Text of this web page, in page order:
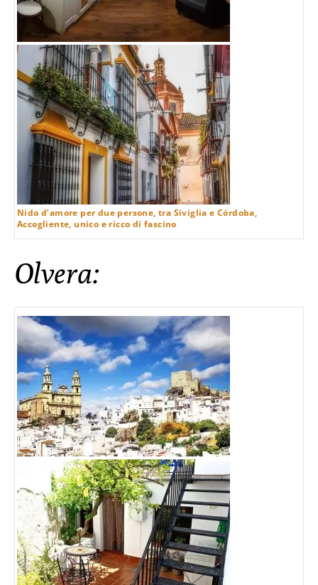
Nido d’amore per due persone, tra Siviglia e Córdoba,
Accogliente, unico e ricco di fascino
Olvera: